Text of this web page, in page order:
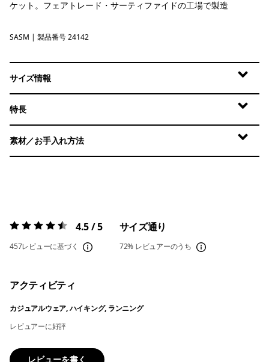
ケット。フェアトレード・サーティファイドの工場で製造
Sastrugi: Summit Blue
SASM | 製品番号 24142
サイズ情報
特長
素材／お手入れ方法
評価:4.5 / 5 4.5 / 5
457レビューに基づく
サイズ通り
72% レビュアーのうち
アクティビティ
カジュアルウェア, ハイキング, ランニング
レビュアーに好評
レビューを書く